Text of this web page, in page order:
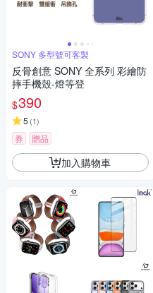
SONY 多型號可客製
反骨創意 SONY 全系列 彩繪防
摔手機殼-燈等登
$390
5 (1)
券 贈品
加入購物車